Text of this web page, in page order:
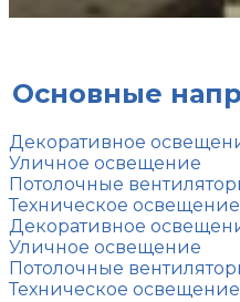
Основные
Декоративное
Уличное освещение
Потолочные
Техническое освещение
Декоративное
Уличное освещение
Потолочные
Техническое освещение